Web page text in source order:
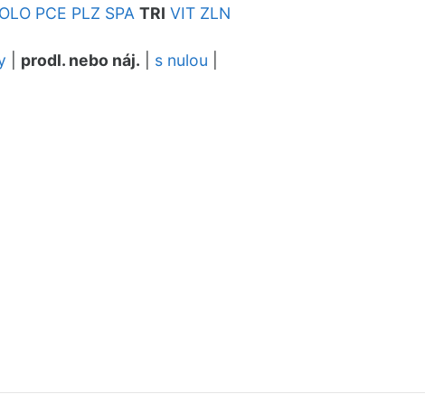
OLO PCE PLZ SPA TRI VIT ZLN
prodl. nebo náj. s nulou